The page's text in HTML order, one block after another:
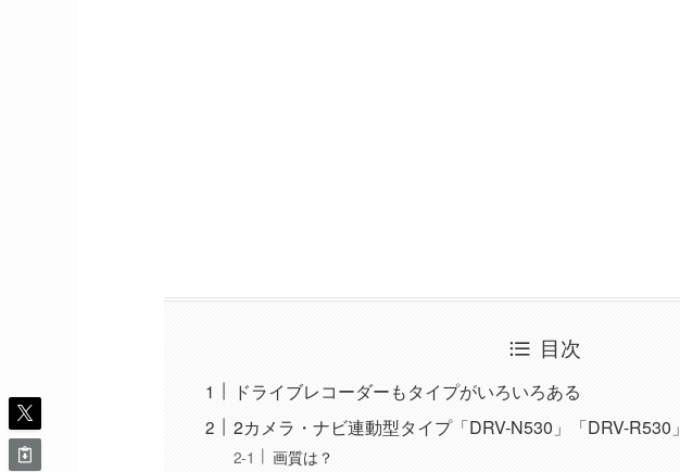
目次
ドライブレコーダーもタイプがいろいろある
2カメラ・ナビ連動型タイプ「DRV-N530」「DRV-R530」
画質は？